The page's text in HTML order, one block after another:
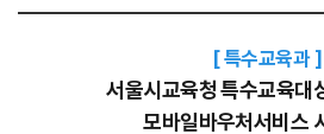
특수교육과
서울시교육청 특수교육대
모바일바우처서비스